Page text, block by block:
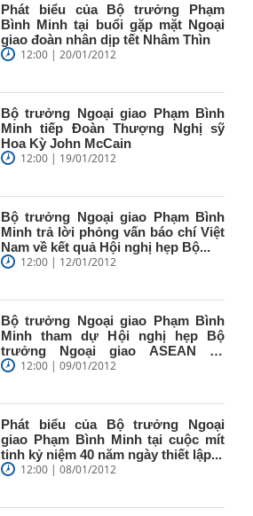
Phát biểu của Bộ trưởng Phạm
Bình Minh tại buổi gặp mặt Ngoại
giao đoàn nhân dịp tết Nhâm Thìn
12:00 | 20/01/2012
Bộ trưởng Ngoại giao Phạm Bình
Minh tiếp Đoàn Thượng Nghị sỹ
Hoa Kỳ John McCain
12:00 | 19/01/2012
Bộ trưởng Ngoại giao Phạm Bình
Minh trả lời phỏng vấn báo chí Việt
Nam về kết quả Hội nghị hẹp Bộ...
12:00 | 12/01/2012
Bộ trưởng Ngoại giao Phạm Bình
Minh tham dự Hội nghị hẹp Bộ
trưởng Ngoại giao ASEAN tại
Xiêm...12:00 | 09/01/2012
Phát biểu của Bộ trưởng Ngoại
giao Phạm Bình Minh tại cuộc mít
tinh kỷ niệm 40 năm ngày thiết lập...
12:00 | 08/01/2012